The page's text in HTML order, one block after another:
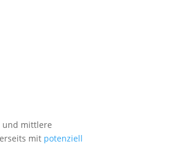
und mittlere
mit potenziell